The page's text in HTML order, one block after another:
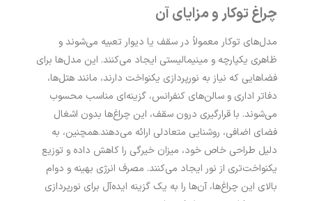
چراغ توکار و مزایای آن
مدل‌های توکار معمولاً در سقف یا دیوار تعبیه می‌شوند و
ظاهری یکپارچه و مینیمالیستی ایجاد می‌کنند. این مدل‌ها برای
فضاهایی که نیاز به نورپردازی یکنواخت دارند، مانند هتل‌ها،
دفاتر اداری و سالن‌های کنفرانس، گزینه‌ای مناسب محسوب
می‌شوند. با قرارگیری درون سقف، این چراغ‌ها بدون اشغال
فضای اضافی، روشنایی متعادلی ارائه می‌دهند.همچنین، به
دلیل طراحی خاص خود، میزان خیرگی را کاهش داده و توزیع
یکنواخت‌تری از نور ایجاد می‌کنند. مصرف انرژی بهینه و دوام
بالای این چراغ‌ها، آن‌ها را به یک گزینه ایده‌آل برای نورپردازی